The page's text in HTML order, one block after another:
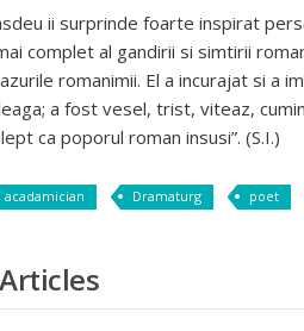
ii surprinde foarte inspirat
complet al gandirii si simtirii
romanimii. El a incurajat si a
a fost vesel, trist, viteaz,
ca poporul roman insusi”. (S.I.)
acadamician Dramaturg poet